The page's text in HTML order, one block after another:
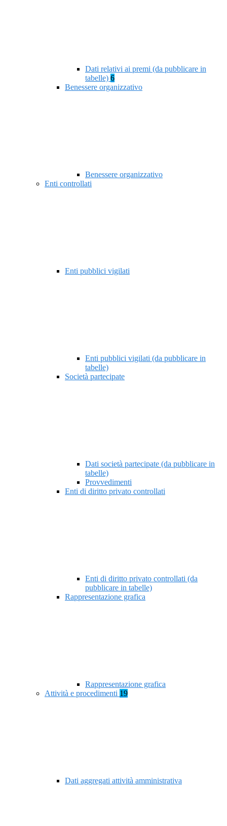
Dati relativi ai premi (da pubblicare in
tabelle) 6
Benessere organizzativo
Benessere organizzativo
Enti controllati
Enti pubblici vigilati
Enti pubblici vigilati (da pubblicare in
tabelle)
Società partecipate
Dati società partecipate (da pubblicare in
tabelle)
Provvedimenti
Enti di diritto privato controllati
Enti di diritto privato controllati (da
pubblicare in tabelle)
Rappresentazione grafica
Rappresentazione grafica
Attività e procedimenti 19
Dati aggregati attività amministrativa